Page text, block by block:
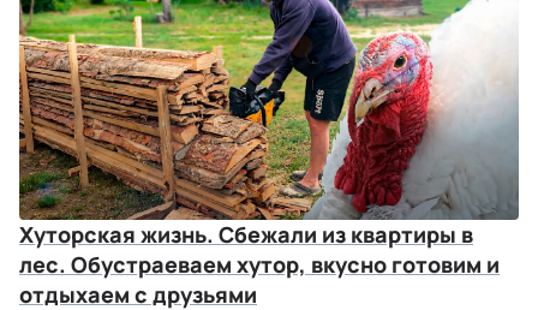
Хуторская жизнь. Сбежали из квартиры в
лес. Обустраеваем хутор, вкусно готовим и
отдыхаем с друзьями